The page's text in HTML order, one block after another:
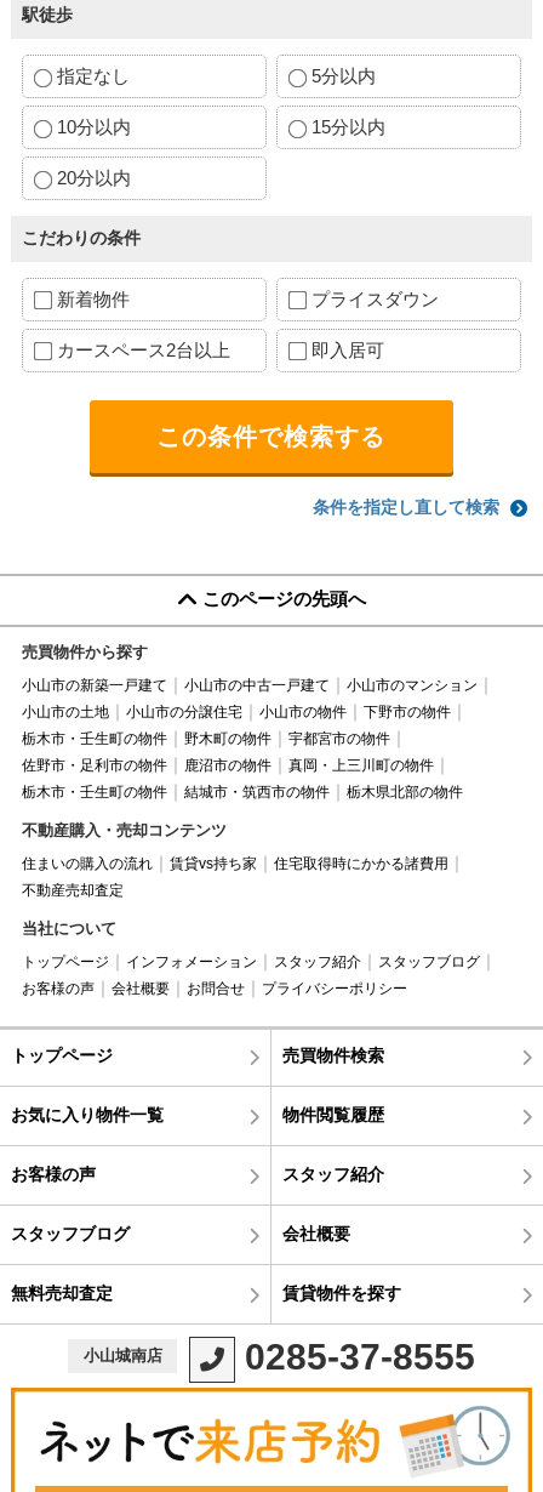
駅徒歩
指定なし 5分以内
10分以内 15分以内
20分以内
こだわりの条件
新着物件 プライスダウン
カースペース2台以上 即入居可
条件を指定し直して検索
このページの先頭へ
売買物件から探す
小山市の新築一戸建て 小山市の中古一戸建て
小山市のマンション
小山市の土地
小山市の分譲住宅 小山市の物件
下野市の物件
栃木市・壬生町の物件
野木町の物件
宇都宮市の物件
佐野市・足利市の物件
鹿沼市の物件
真岡・上三川町の物件
栃木市・壬生町の物件
結城市・筑西市の物件 栃木県北部の物件
不動産購入・売却コンテンツ
住まいの購入の流れ 賃貸vs持ち家
住宅取得時にかかる諸費用
不動産売却査定
当社について
トップページ インフォメーション スタッフ紹介
スタッフブログ
お客様の声
会社概要 お問合せ プライバシーポリシー
トップページ 売買物件検索
お気に入り物件一覧 物件閲覧履歴
お客様の声 スタッフ紹介
スタッフブログ 会社概要
無料売却査定 賃貸物件を探す
小山城南店 0285-37-8555